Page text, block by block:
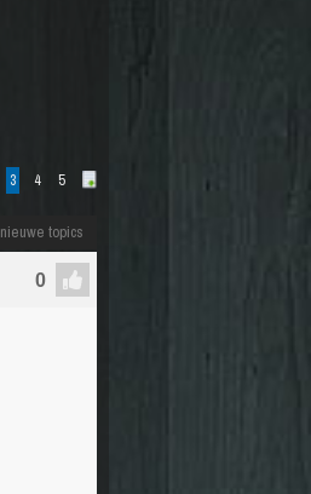
3 4 5
nieuwe topics